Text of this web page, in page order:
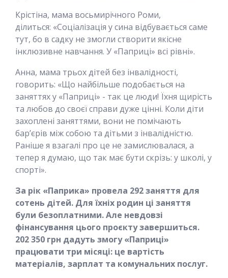
Крістіна, мама восьмирічного Роми,
ділиться: «Соціалізація у сина відбувається саме
тут, бо в садку не змогли створити якісне
інклюзивне навчання. У «Паприці» всі рівні».
Анна, мама трьох дітей без інвалідності,
говорить: «Що найбільше подобається на
заняттях у «Паприці» - так це люди! Їхня щирість
та любов до своєї справи дуже цінні. Коли діти
захоплені заняттями, вони не помічають
бар’єрів між собою та дітьми з інвалідністю.
Раніше я взагалі про це не замислювалася, а
тепер я думаю, що так має бути скрізь: у школі, у
спорті».
За рік «Паприка» провела 292 заняття для
сотень дітей. Для їхніх родин ці заняття
були безоплатними. Але невдовзі
фінансування цього проєкту завершиться.
202 350 грн дадуть змогу «Паприці»
працювати три місяці: це вартість
матеріалів, зарплат та комунальних послуг.